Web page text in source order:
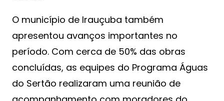
O município de Irauçuba também
apresentou avanços importantes no
período. Com cerca de 50% das obras
concluídas, as equipes do Programa Águas
do Sertão realizaram uma reunião de